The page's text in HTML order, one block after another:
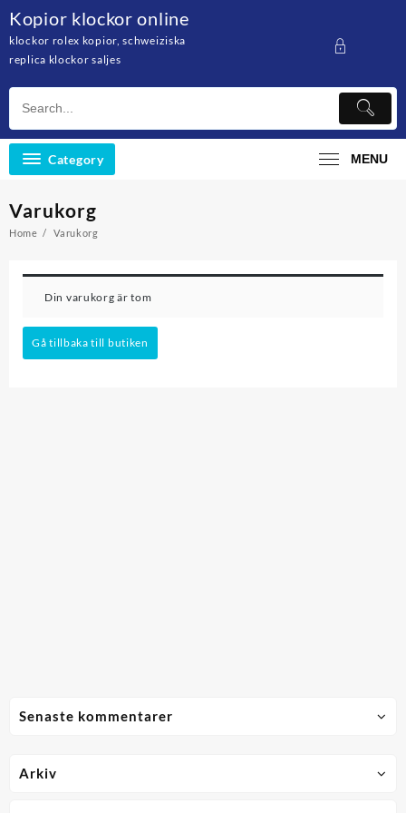
content
Kopior klockor online
klockor rolex kopior, schweiziska
replica klockor saljes
Category MENU
Senaste kommentarer
Varukorg
Home Varukorg
Din varukorg är tom
Gå tillbaka till butiken
Arkiv